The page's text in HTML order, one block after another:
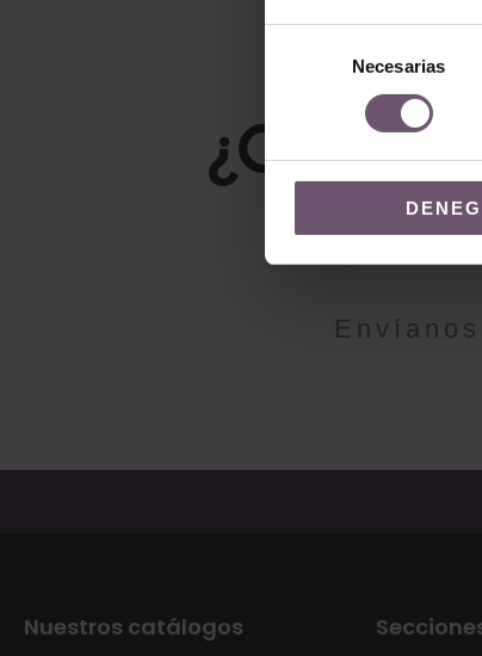
consentimiento
Necesarias
Nuestros catálogos